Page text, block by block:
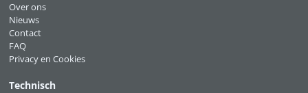
Over ons
Nieuws
Contact
FAQ
Privacy en Cookies
Technisch